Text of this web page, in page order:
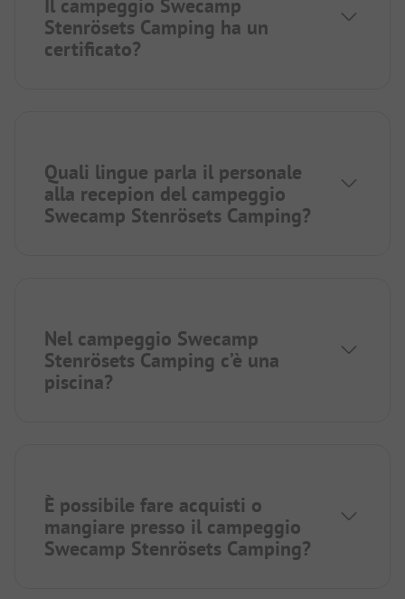
Stenrösets Camping ha un
certificato?
Quali lingue parla il personale
alla recepion del campeggio
Swecamp Stenrösets Camping?
Nel campeggio Swecamp
Stenrösets Camping c’è una
piscina?
È possibile fare acquisti o
mangiare presso il campeggio
Swecamp Stenrösets Camping?